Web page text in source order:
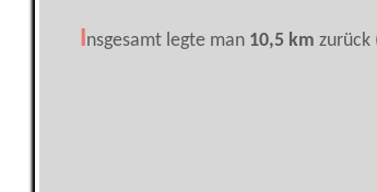
Insgesamt legte man 10,5 km zurück